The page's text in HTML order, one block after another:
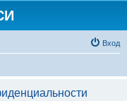
Вход